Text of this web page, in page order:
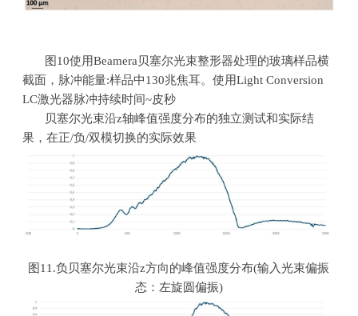
图 10使用Beamera贝塞尔光束整形器处理的玻璃样品横
截面，脉冲能量:样品中130兆焦耳。使用Light Conversion
LC激光器脉冲持续时间~皮秒
贝塞尔光束沿z轴峰值强度分布的独立测试和实际结
果，在正/负/双模切换的实际效果
图 11.负贝塞尔光束沿z方向的峰值强度分布(输入光束偏振
态：左旋圆偏振)